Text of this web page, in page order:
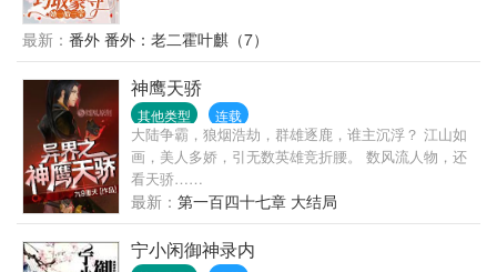
美滋滋，好的好的，马上许！后来，海岛上流传出一
个谣言，说霍首长绝嗣！大家看叶舒的目光都很同
情，所有人都和她说：“叶同志，你要看开点。”“没有
孩子反而好，没有拖累，自在！”很快就有拐了不知道
几道弯的七大姑八大姨来信探口风：“我家的孩子聪明
伶俐，过继我家的吧！”叶舒：“？？”她十分不解，摸
着肚子问男人：“大家为什么都说你绝嗣？”可分明她现
在已经怀上了啊！
最新： 番外 番外：老二霍叶麒（7）
神鹰天骄
其他类型 连载
大陆争霸，狼烟浩劫，群雄逐鹿，谁主沉浮？ 江山如
画，美人多娇，引无数英雄竞折腰。 数风流人物，还
看天骄……
最新： 第一百四十七章 大结局
宁小闲御神录内